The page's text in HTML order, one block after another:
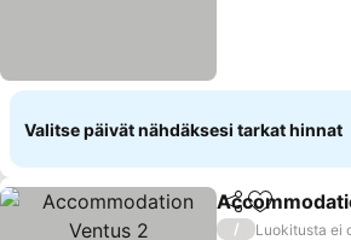
Valitse päivät nähdäksesi tarkat hinnat
Jaa Lisää
/
Luokitusta ei